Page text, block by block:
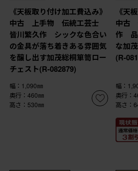
《天板取り付け加工費込み》
中古 上手物 伝統工芸士
皆川繁久作 シックな色合い
の金具が落ち着きある雰囲気
を醸し出す加茂総桐箪笥ロー
チェスト(R-082879)
幅：1,090㎜
奥行：460㎜
高さ：530㎜
《天
中古
作 品
な加
(R-
幅：
奥行：
高さ：